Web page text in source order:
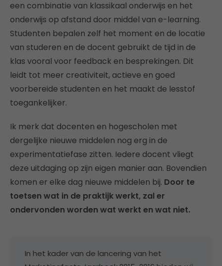
een combinatie van klassikaal onderwijs en het
onderwijs op afstand door middel van e-learning.
Studenten bepalen zelf het moment en de locatie
van studeren en de docent gebruikt de tijd in de
klas vooral voor feedback en besprekingen. Dit
leidt tot meer creativiteit, actieve en goed
voorbereide studenten en het maakt de lesstof
toegankelijker.
Ik merk dat docenten en hogescholen met
dergelijke nieuwe middelen nog erg in de
experimentatiefase zitten. Iedere docent vliegt
deze uitdaging op zijn eigen manier aan. Bovendien
komen er elke dag nieuwe middelen bij. Door te
toetsen wat in de praktijk werkt, zal er
ondervonden worden wat werkt en wat niet.
In het kader van de lancering van het